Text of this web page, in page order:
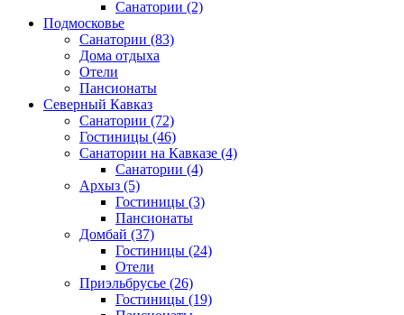
Санатории (2)
Подмосковье
Санатории (83)
Дома отдыха
Отели
Пансионаты
Северный Кавказ
Санатории (72)
Гостиницы (46)
Санатории на Кавказе (4)
Санатории (4)
Архыз (5)
Гостиницы (3)
Пансионаты
Домбай (37)
Гостиницы (24)
Отели
Приэльбрусье (26)
Гостиницы (19)